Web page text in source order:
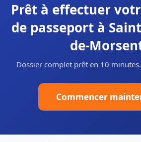
Prêt à effectuer
de passeport à
de-
Dossier complet prêt en 10
Commencer